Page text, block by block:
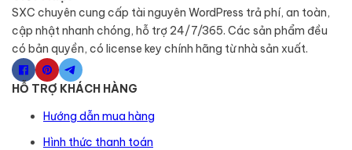
SXC chuyên cung cấp tài nguyên WordPress trả phí, an toàn,
cập nhật nhanh chóng, hỗ trợ 24/7/365. Các sản phẩm đều
có bản quyền, có license key chính hãng từ nhà sản xuất.
HỖ TRỢ KHÁCH HÀNG
Hướng dẫn mua hàng
Hình thức thanh toán